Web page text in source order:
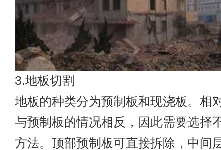
3.地板切割
地板的种类分为预制板和现浇板。相
与预制板的情况相反，因此需要选择
方法。顶部预制板可直接拆除，中间